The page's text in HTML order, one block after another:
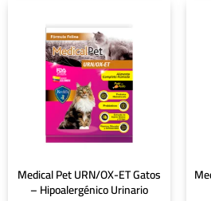
Medical Pet URN/OX-ET Gatos
– Hipoalergénico Urinario